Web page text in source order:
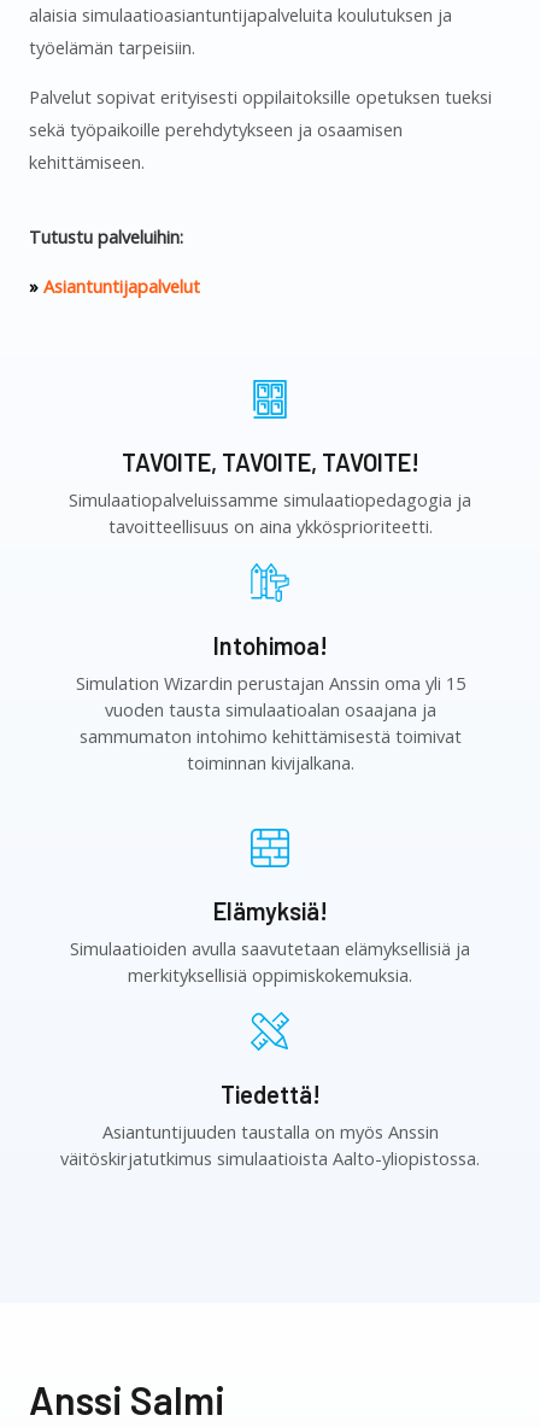
alaisia simulaatioasiantuntijapalveluita koulutuksen ja
työelämän tarpeisiin.
Palvelut sopivat erityisesti oppilaitoksille opetuksen tueksi
sekä työpaikoille perehdytykseen ja osaamisen
kehittämiseen.
Tutustu palveluihin:
» Asiantuntijapalvelut
TAVOITE, TAVOITE, TAVOITE!
Simulaatiopalveluissamme simulaatiopedagogia ja
tavoitteellisuus on aina ykkösprioriteetti.
Intohimoa!
Simulation Wizardin perustajan Anssin oma yli 15
vuoden tausta simulaatioalan osaajana ja
sammumaton intohimo kehittämisestä toimivat
toiminnan kivijalkana.
Elämyksiä!
Simulaatioiden avulla saavutetaan elämyksellisiä ja
merkityksellisiä oppimiskokemuksia.
Tiedettä!
Asiantuntijuuden taustalla on myös Anssin
väitöskirjatutkimus simulaatioista Aalto-yliopistossa.
Anssi Salmi